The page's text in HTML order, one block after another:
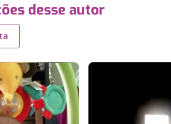
desse autor